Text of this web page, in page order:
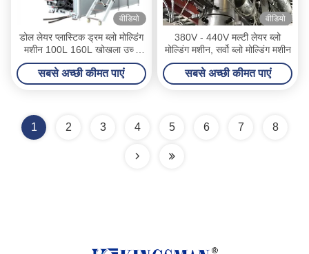
वीडियो
डोल लेयर प्लास्टिक ड्रम ब्लो मोल्डिंग
मशीन 100L 160L खोखला उच्च
दक्षता
सबसे अच्छी कीमत पाएं
वीडियो
380V - 440V मल्टी लेयर ब्लो
मोल्डिंग मशीन, सर्वो ब्लो मोल्डिंग मशीन
सबसे अच्छी कीमत पाएं
1 2 3 4 5 6 7 8